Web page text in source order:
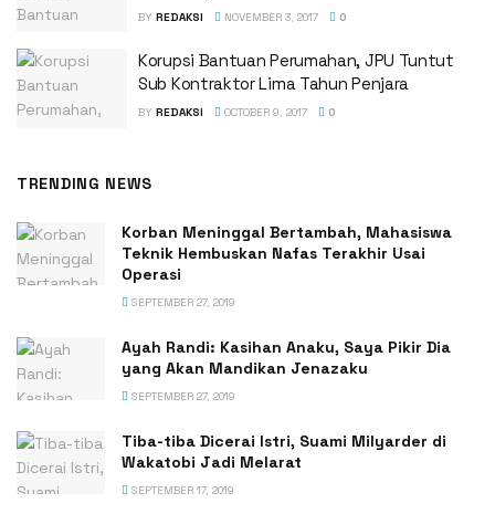
BY REDAKSI NOVEMBER 3, 2017 0
Korupsi Bantuan Perumahan, JPU Tuntut
Sub Kontraktor Lima Tahun Penjara
BY REDAKSI OCTOBER 9, 2017 0
TRENDING NEWS
Korban Meninggal Bertambah, Mahasiswa
Teknik Hembuskan Nafas Terakhir Usai
Operasi
SEPTEMBER 27, 2019
Ayah Randi: Kasihan Anaku, Saya Pikir Dia
yang Akan Mandikan Jenazaku
SEPTEMBER 27, 2019
Tiba-tiba Dicerai Istri, Suami Milyarder di
Wakatobi Jadi Melarat
SEPTEMBER 17, 2019